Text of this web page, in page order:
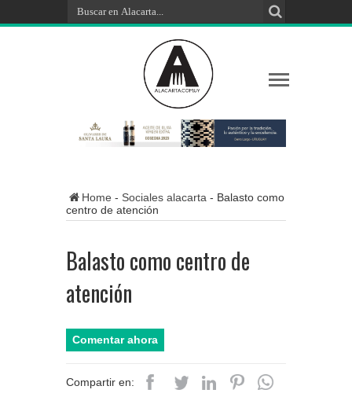
Home - Sociales alacarta - Balasto como
centro de atención
Balasto como centro de
atención
Comentar ahora
Compartir en: